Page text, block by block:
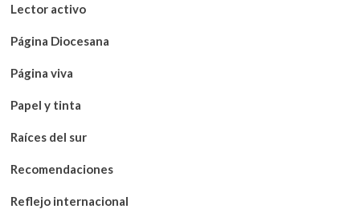
Lector activo
Página Diocesana
Página viva
Papel y tinta
Raíces del sur
Recomendaciones
Reflejo internacional